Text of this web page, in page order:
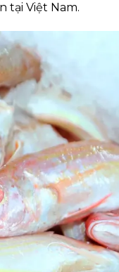
tại Việt Nam.